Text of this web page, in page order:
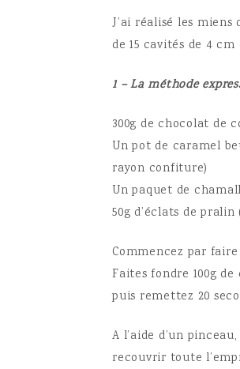
J’ai réalisé les
de 15 cavités de 4
1 – La méthode
300g de chocolat de
Un pot de caramel
rayon confiture)
Un paquet de
50g d’éclats de
Commencez par faire
Faites fondre 100g
puis remettez 20
A l’aide d’un
recouvrir toute